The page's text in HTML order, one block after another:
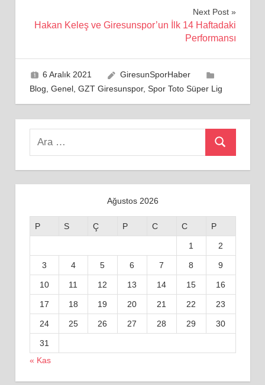
Next Post
Hakan Keleş ve Giresunspor’un İlk 14 Haftadaki
Performansı
6 Aralık 2021
GiresunSporHaber
Blog, Genel, GZT Giresunspor, Spor Toto Süper Lig
Search
Ara
Ağustos 2026
P S Ç P C C P
1 2
3 4 5 6 7 8 9
10 11 12 13 14 15 16
17 18 19 20 21 22 23
24 25 26 27 28 29 30
31
« Kas